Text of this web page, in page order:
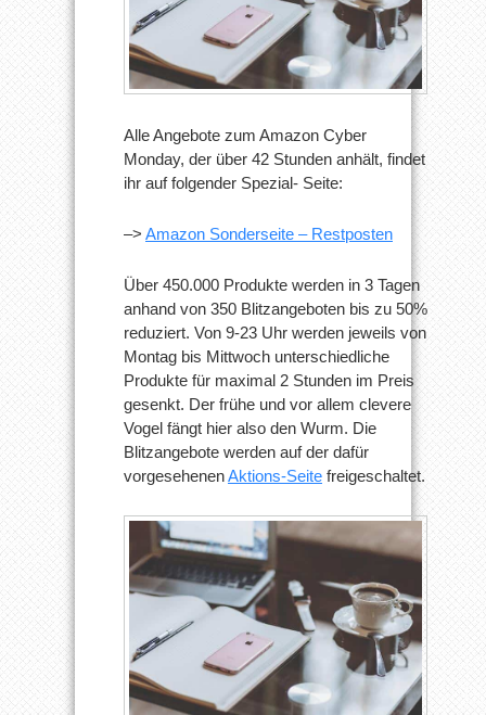
Alle Angebote zum Amazon Cyber
Monday, der über 42 Stunden anhält, findet
ihr auf folgender Spezial- Seite:
–> Amazon Sonderseite – Restposten
Über 450.000 Produkte werden in 3 Tagen
anhand von 350 Blitzangeboten bis zu 50%
reduziert. Von 9-23 Uhr werden jeweils von
Montag bis Mittwoch unterschiedliche
Produkte für maximal 2 Stunden im Preis
gesenkt. Der frühe und vor allem clevere
Vogel fängt hier also den Wurm. Die
Blitzangebote werden auf der dafür
vorgesehenenAktions-Seite freigeschaltet.